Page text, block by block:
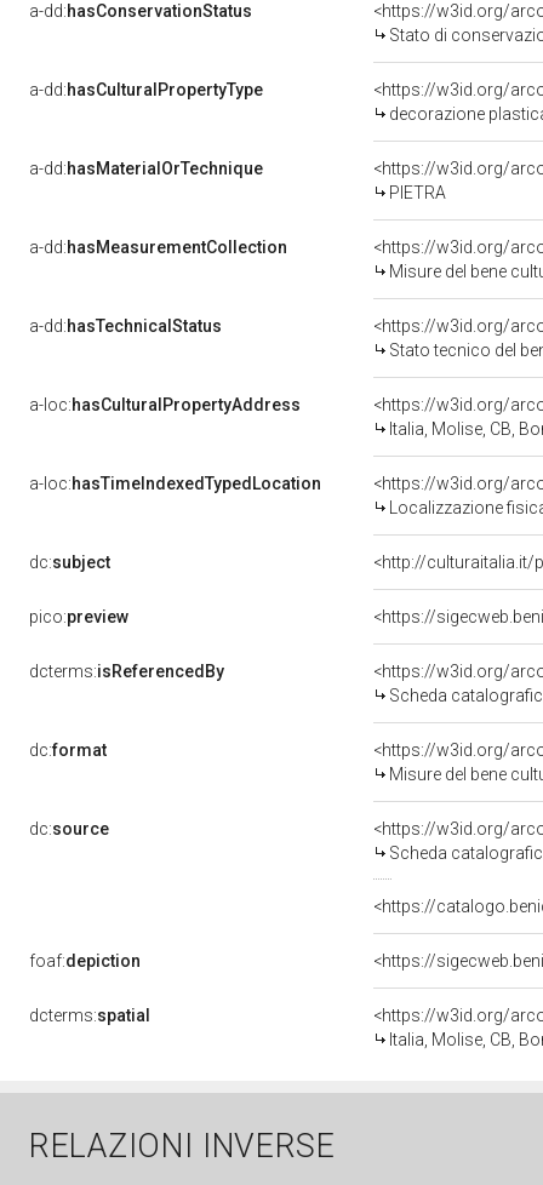
a-dd:hasConservationStatus
<https://w3id.org/
Stato di
a-dd:hasCulturalPropertyType
<https://w3id.org/
decorazione
a-dd:hasMaterialOrTechnique
<https://w3id.org/
PIETRA
a-dd:hasMeasurementCollection
<https://w3id.org/
Misure del bene
a-dd:hasTechnicalStatus
<https://w3id.org/
Stato tecnico del
a-loc:hasCulturalPropertyAddress
<https://w3id.org/
Italia, Molise, CB,
a-loc:hasTimeIndexedTypedLocation
<https://w3id.org/
Localizzazione
dc:subject <http://culturaitalia.it/
pico:preview <https://
dcterms:isReferencedBy
<https://w3id.org/
Scheda
dc:format
<https://w3id.org/
Misure del bene
dc:source
<https://w3id.org/
Scheda
<https://
foaf:depiction <https://
dcterms:spatial
<https://w3id.org/
Italia, Molise, CB,
RELAZIONI INVERSE